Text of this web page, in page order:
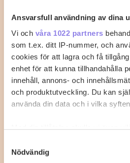
Ansvarsfull användning av dina
Vi och våra 1022 partners
som t.ex. ditt IP-nummer, och
cookies för att lagra och få
enhet för att kunna tillhandahålla
innehåll, annons- och
och produktutveckling. Du kan
använda din data och i vilka
Med din tillåtelse skulle vi även
som kan ha en noggrannhet
Nödvändig
1 0